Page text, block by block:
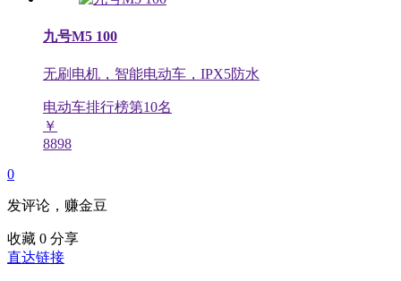
九号M5 100
无刷电机，智能电动车，IPX5防水
电动车排行榜第10名
￥
8898
0
发评论，赚金豆
收藏 0 分享
直达链接